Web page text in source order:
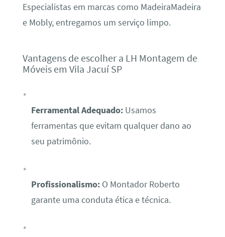
Especialistas em marcas como MadeiraMadeira
e Mobly, entregamos um serviço limpo.
Vantagens de escolher a LH Montagem de
Móveis em Vila Jacuí SP
Ferramental Adequado:Usamos
ferramentas que evitam qualquer dano ao
seu patrimônio.
Profissionalismo:O Montador Roberto
garante uma conduta ética e técnica.